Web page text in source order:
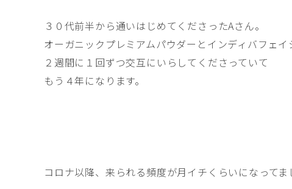
３０代前半から通いはじめてくださったAさん。
オーガニックプレミアムパウダーとインディバフェイ
２週間に１回ずつ交互にいらしてくださっていて
もう４年になります。
コロナ以降、来られる頻度が月イチくらいになってま